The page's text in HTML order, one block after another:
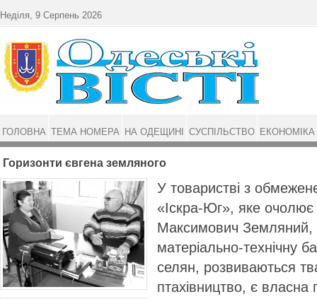
Горизонти євгена земляного
У товаристві з
«Іскра-Юг», яке очолює
Максимович Земляний,
матеріально-технічну
селян, розвиваються
птахівництво, є
Неділя, 9 Серпень 2026
ГОЛОВНА ТЕМА НОМЕРА НА ОДЕЩИНІ СУСПІЛЬСТВО ЕКОНОМІКА